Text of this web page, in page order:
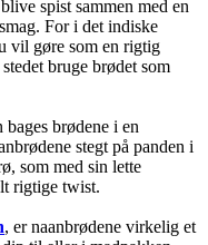
spist sammen med en
For i det indiske
vil gøre som en rigtig
bruge brødet som
brødene i en
stegt på panden i
som med sin lette
rigtige twist.
, er naanbrødene virkelig et